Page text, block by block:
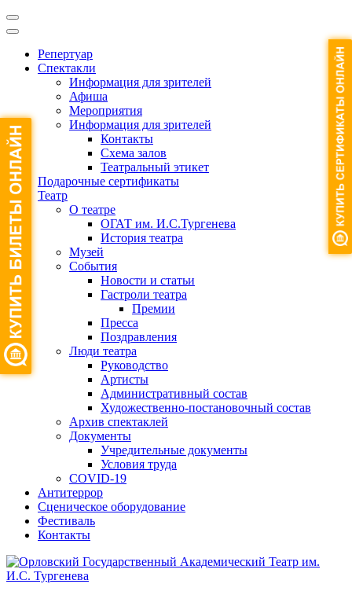
Репертуар
Спектакли
Информация для зрителей
Афиша
Мероприятия
Информация для зрителей
Контакты
Схема залов
Театральный этикет
Подарочные сертификаты
Театр
О театре
ОГАТ им. И.С.Тургенева
История театра
Музей
События
Новости и статьи
Гастроли театра
Премии
Пресса
Поздравления
Люди театра
Руководство
Артисты
Административный состав
Художественно-постановочный состав
Архив спектаклей
Документы
Учредительные документы
Условия труда
COVID-19
Антитеррор
Сценическое оборудование
Фестиваль
Контакты